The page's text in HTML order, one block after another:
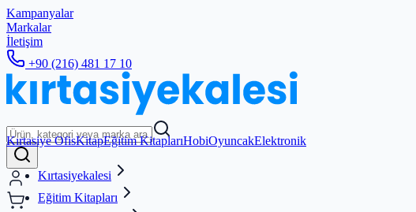
Kampanyalar
Markalar
İletişim
+90 (216) 481 17 10
Kırtasiye OfisKitapEğitim KitaplarıHobiOyuncakElektronik
Kırtasiyekalesi
Eğitim Kitapları